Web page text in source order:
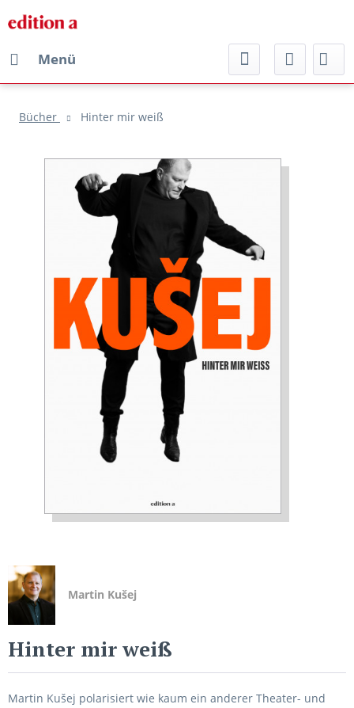
Menü
Bücher Hinter mir weiß
Martin Kušej
Hinter mir weiß
Martin Kušej polarisiert wie kaum ein anderer Theater- und